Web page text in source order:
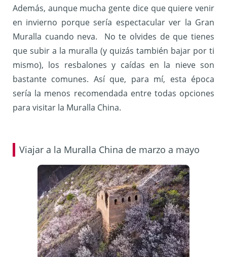
Además, aunque mucha gente dice que quiere venir
en invierno porque sería espectacular ver la Gran
Muralla cuando neva. No te olvides de que tienes
que subir a la muralla (y quizás también bajar por ti
mismo), los resbalones y caídas en la nieve son
bastante comunes. Así que, para mí, esta época
sería la menos recomendada entre todas opciones
para visitar la Muralla China.
Viajar a la Muralla China de marzo a mayo